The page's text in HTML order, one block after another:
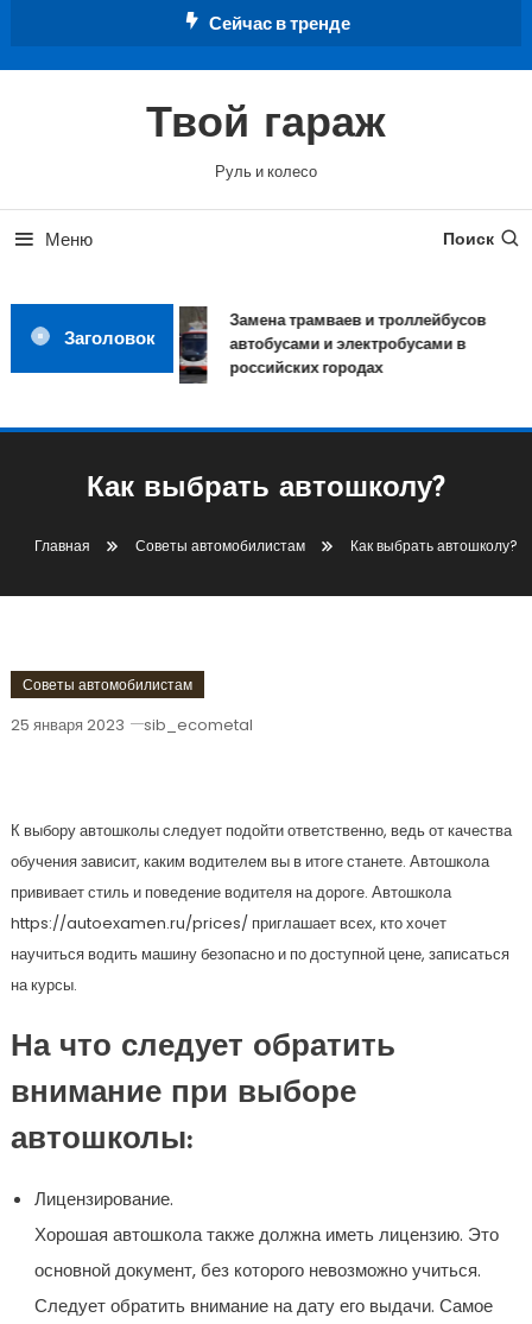
Сейчас в тренде
Твой гараж
Руль и колесо
Меню Поиск
Заголовок
Замена трамваев и троллейбусов
автобусами и электробусами в
российских городах
Как выбрать автошколу?
Главная Советы автомобилистам Как выбрать автошколу?
Советы автомобилистам
25 января 2023 sib_ecometal
К выбору автошколы следует подойти ответственно, ведь от качества
обучения зависит, каким водителем вы в итоге станете. Автошкола
прививает стиль и поведение водителя на дороге. Автошкола
https://autoexamen.ru/prices/ приглашает всех, кто хочет
научиться водить машину безопасно и по доступной цене, записаться
на курсы.
На что следует обратить
внимание при выборе
автошколы:
Лицензирование.
Хорошая автошкола также должна иметь лицензию. Это
основной документ, без которого невозможно учиться.
Следует обратить внимание на дату его выдачи. Самое